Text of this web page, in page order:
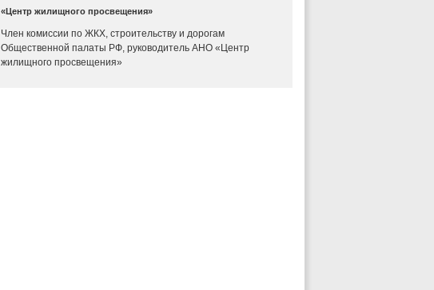
«Центр жилищного просвещения»
Член комиссии по ЖКХ, строительству и дорогам
Общественной палаты РФ, руководитель АНО «Центр
жилищного просвещения»